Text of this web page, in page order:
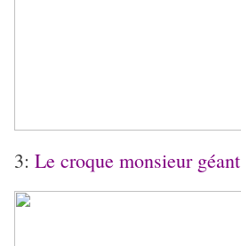
3: Le croque monsieur géant